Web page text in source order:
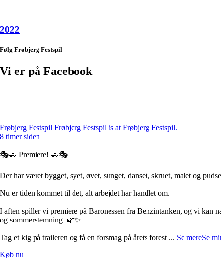
2022
Følg Frøbjerg Festspil
Vi er på Facebook
Frøbjerg Festspil Frøbjerg Festspil is at Frøbjerg Festspil.
8 timer siden
🎭🚗 Premiere! 🚗🎭
Der har været bygget, syet, øvet, sunget, danset, skruet, malet og
Nu er tiden kommet til det, alt arbejdet har handlet om.
I aften spiller vi premiere på Baronessen fra Benzintanken, og vi
og sommerstemning. 🌿✨
Tag et kig på traileren og få en forsmag på årets forest ... Se mereSe
Køb nu